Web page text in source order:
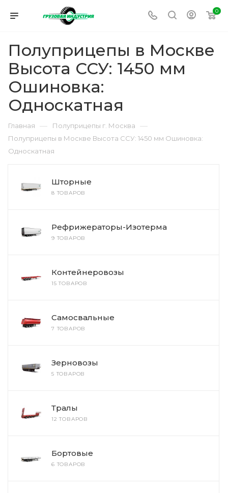
0
Полуприцепы в Москве
Высота ССУ: 1450 мм
Ошиновка:
Односкатная
Главная — Полуприцепы г. Москва —
Полуприцепы в Москве Высота ССУ: 1450 мм Ошиновка:
Односкатная
Шторные
8 ТОВАРОВ
Рефрижераторы-Изотерма
9 ТОВАРОВ
Контейнеровозы
15 ТОВАРОВ
Самосвальные
7 ТОВАРОВ
Зерновозы
5 ТОВАРОВ
Тралы
12 ТОВАРОВ
Бортовые
6 ТОВАРОВ